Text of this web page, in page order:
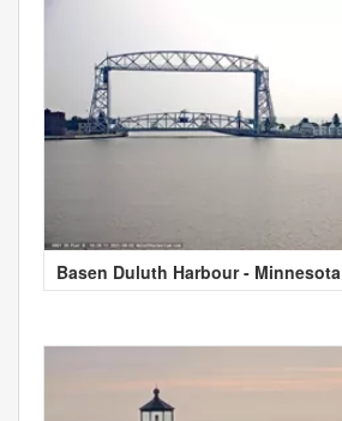
Basen Duluth Harbour - Minnesota